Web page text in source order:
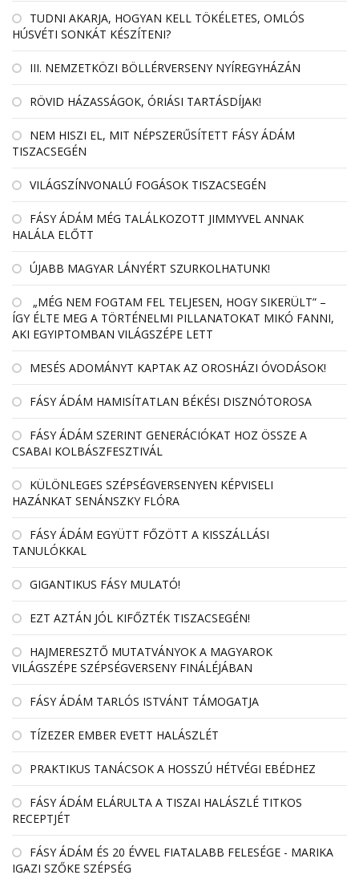
TUDNI AKARJA, HOGYAN KELL TÖKÉLETES, OMLÓS
HÚSVÉTI SONKÁT KÉSZÍTENI?
III. NEMZETKÖZI BÖLLÉRVERSENY NYÍREGYHÁZÁN
RÖVID HÁZASSÁGOK, ÓRIÁSI TARTÁSDÍJAK!
NEM HISZI EL, MIT NÉPSZERŰSÍTETT FÁSY ÁDÁM
TISZACSEGÉN
VILÁGSZÍNVONALÚ FOGÁSOK TISZACSEGÉN
FÁSY ÁDÁM MÉG TALÁLKOZOTT JIMMYVEL ANNAK
HALÁLA ELŐTT
ÚJABB MAGYAR LÁNYÉRT SZURKOLHATUNK!
„MÉG NEM FOGTAM FEL TELJESEN, HOGY SIKERÜLT” –
ÍGY ÉLTE MEG A TÖRTÉNELMI PILLANATOKAT MIKÓ FANNI,
AKI EGYIPTOMBAN VILÁGSZÉPE LETT
MESÉS ADOMÁNYT KAPTAK AZ OROSHÁZI ÓVODÁSOK!
FÁSY ÁDÁM HAMISÍTATLAN BÉKÉSI DISZNÓTOROSA
FÁSY ÁDÁM SZERINT GENERÁCIÓKAT HOZ ÖSSZE A
CSABAI KOLBÁSZFESZTIVÁL
KÜLÖNLEGES SZÉPSÉGVERSENYEN KÉPVISELI
HAZÁNKAT SENÁNSZKY FLÓRA
FÁSY ÁDÁM EGYÜTT FŐZÖTT A KISSZÁLLÁSI
TANULÓKKAL
GIGANTIKUS FÁSY MULATÓ!
EZT AZTÁN JÓL KIFŐZTÉK TISZACSEGÉN!
HAJMERESZTŐ MUTATVÁNYOK A MAGYAROK
VILÁGSZÉPE SZÉPSÉGVERSENY FINÁLÉJÁBAN
FÁSY ÁDÁM TARLÓS ISTVÁNT TÁMOGATJA
TÍZEZER EMBER EVETT HALÁSZLÉT
PRAKTIKUS TANÁCSOK A HOSSZÚ HÉTVÉGI EBÉDHEZ
FÁSY ÁDÁM ELÁRULTA A TISZAI HALÁSZLÉ TITKOS
RECEPTJÉT
FÁSY ÁDÁM ÉS 20 ÉVVEL FIATALABB FELESÉGE - MARIKA
IGAZI SZŐKE SZÉPSÉG